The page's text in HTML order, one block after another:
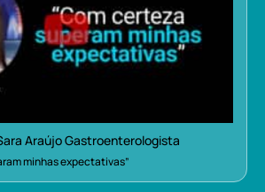
Araújo Gastroenterologista
minhas expectativas”